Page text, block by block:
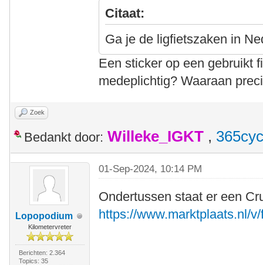
Citaat:
Ga je de ligfietszaken in
Een sticker op een gebruikt
medeplichtig? Waaraan
Zoek
Bedankt door: Willeke_IGKT ,
Lopopodium
Kilometervreter
Berichten: 2.364
Topics: 35
01-Sep-2024, 10:14 PM
Ondertussen staat er een
https://www.marktplaats.nl/